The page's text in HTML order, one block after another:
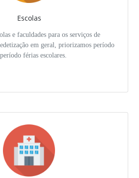
Escolas
e faculdades para os serviços de
em geral, priorizamos período
férias escolares.